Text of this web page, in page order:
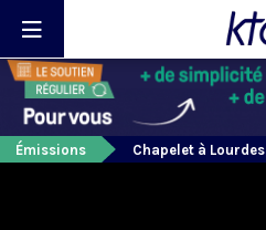
Émissions Chapelet à Lourdes